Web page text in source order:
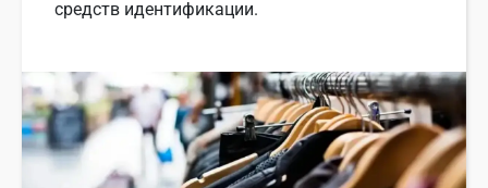
средств идентификации.